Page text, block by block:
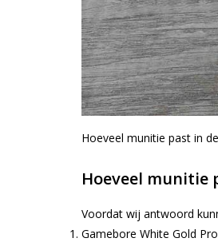
Hoeveel munitie past in
Hoeveel munitie
Voordat wij antwoord
Gamebore White Gold